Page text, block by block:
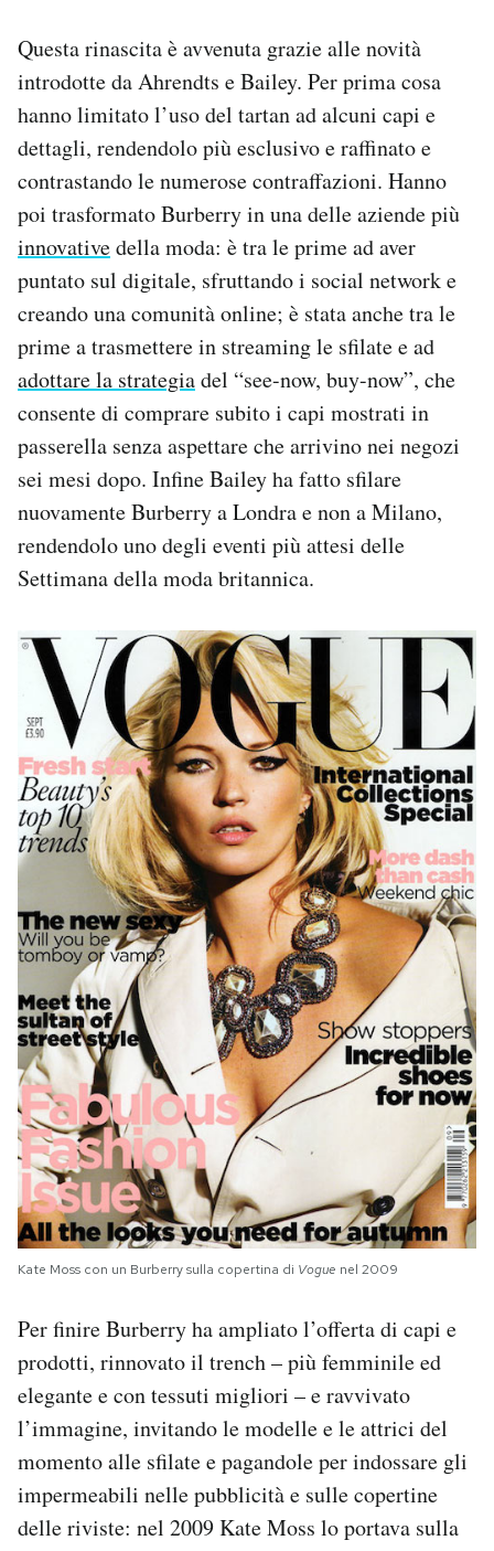
Questa rinascita è avvenuta grazie alle novità
introdotte da Ahrendts e Bailey. Per prima cosa
hanno limitato l’uso del tartan ad alcuni capi e
dettagli, rendendolo più esclusivo e raffinato e
contrastando le numerose contraffazioni. Hanno
poi trasformato Burberry in una delle aziende più
innovativedella moda: è tra le prime ad aver
puntato sul digitale, sfruttando i social network e
creando una comunità online; è stata anche tra le
prime a trasmettere in streaming le sfilate e ad
adottare la strategiadel “see-now, buy-now”, che
consente di comprare subito i capi mostrati in
passerella senza aspettare che arrivino nei negozi
sei mesi dopo. Infine Bailey ha fatto sfilare
nuovamente Burberry a Londra e non a Milano,
rendendolo uno degli eventi più attesi delle
Settimana della moda britannica.
Kate Moss con un Burberry sulla copertina di Vogue nel 2009
Per finire Burberry ha ampliato l’offerta di capi e
prodotti, rinnovato il trench – più femminile ed
elegante e con tessuti migliori – e ravvivato
l’immagine, invitando le modelle e le attrici del
momento alle sfilate e pagandole per indossare gli
impermeabili nelle pubblicità e sulle copertine
delle riviste: nel 2009 Kate Moss lo portava sulla